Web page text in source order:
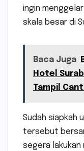
ingin
skala besar di
Baca Juga
Hotel
Tampil
Sudah siapkah
tersebut
segera lakukan